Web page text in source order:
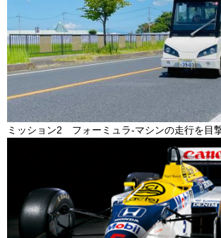
ミッション2 フォーミュラ-マシンの走行を目